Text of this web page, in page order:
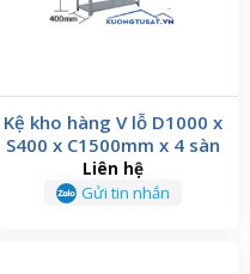
Kệ kho hàng V lỗ D1000 x
S400 x C1500mm x 4 sàn
Liên hệ
Gửi tin nhắn